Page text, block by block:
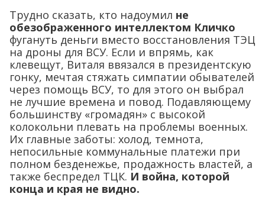
Трудно сказать, кто надоумил не
обезображенного интеллектом Кличко
фугануть деньги вместо восстановления ТЭЦ
на дроны для ВСУ. Если и впрямь, как
клевещут, Виталя ввязался в президентскую
гонку, мечтая стяжать симпатии обывателей
через помощь ВСУ, то для этого он выбрал
не лучшие времена и повод. Подавляющему
большинству «громадян» с высокой
колокольни плевать на проблемы военных.
Их главные заботы: холод, темнота,
непосильные коммунальные платежи при
полном безденежье, продажность властей, а
также беспредел ТЦК. И война, которой
конца и края не видно.